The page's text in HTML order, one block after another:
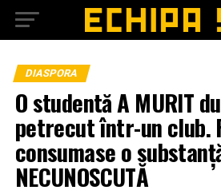
DIASPORA
O studentă A MURIT
petrecut într-un club.
consumase o
NECUNOSCUTĂ